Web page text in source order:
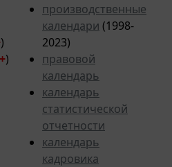
)
)
производственные
календари (1998-
2023)
правовой
календарь
календарь
статистической
отчетности
календарь
кадровика